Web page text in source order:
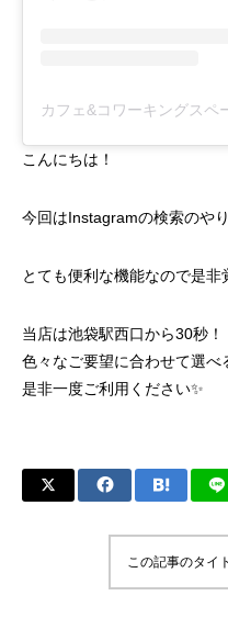
こんにちは！
今回はInstagramの検索のや
とても便利な機能なので是非
当店は池袋駅西口から30秒！
色々なご要望に合わせて選
是非一度ご利用ください✨
この記事のタイ